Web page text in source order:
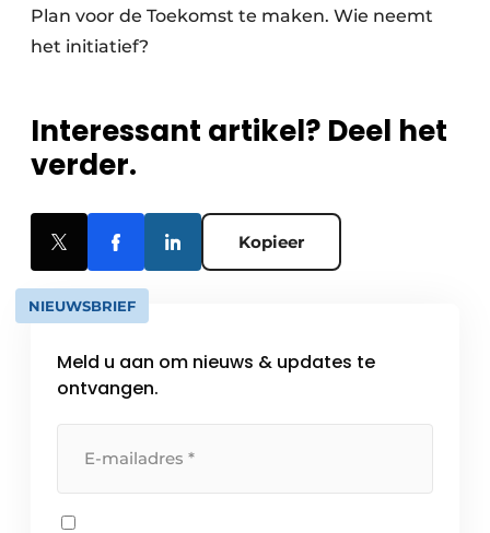
Plan voor de Toekomst te maken. Wie neemt
het initiatief?
Interessant artikel? Deel het
verder.
Kopieer
NIEUWSBRIEF
Meld u aan om nieuws & updates te
ontvangen.